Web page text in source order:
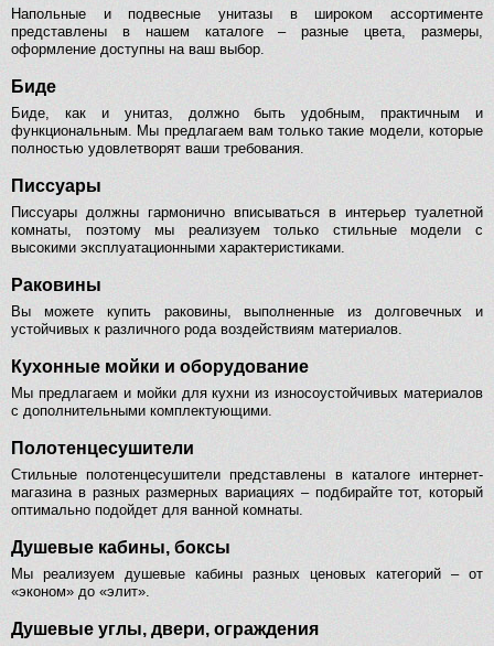
Напольные и подвесные унитазы в широком ассортименте
представлены в нашем каталоге – разные цвета, размеры,
оформление доступны на ваш выбор.
Биде
Биде, как и унитаз, должно быть удобным, практичным и
функциональным. Мы предлагаем вам только такие модели, которые
полностью удовлетворят ваши требования.
Писсуары
Писсуары должны гармонично вписываться в интерьер туалетной
комнаты, поэтому мы реализуем только стильные модели с
высокими эксплуатационными характеристиками.
Раковины
Вы можете купить раковины, выполненные из долговечных и
устойчивых к различного рода воздействиям материалов.
Кухонные мойки и оборудование
Мы предлагаем и мойки для кухни из износоустойчивых материалов
с дополнительными комплектующими.
Полотенцесушители
Стильные полотенцесушители представлены в каталоге интернет-
магазина в разных размерных вариациях – подбирайте тот, который
оптимально подойдет для ванной комнаты.
Душевые кабины, боксы
Мы реализуем душевые кабины разных ценовых категорий – от
«эконом» до «элит».
Душевые углы, двери, ограждения